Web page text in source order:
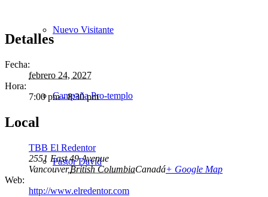
Nuevo Visitante
Campaña Pro-templo
Pastor David
Detalles
Fecha:
febrero 24, 2027
Hora:
7:00 pm - 8:30 pm
Local
TBB El Redentor
2551 East 49 Avenue
Vancouver,British ColumbiaCanadá+ Google Map
Web:
http://www.elredentor.com